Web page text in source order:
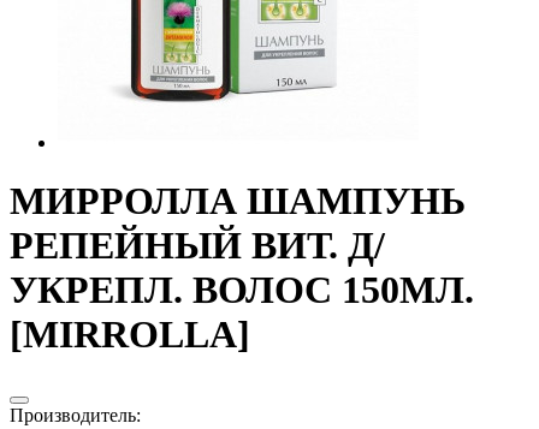
МИРРОЛЛА ШАМПУНЬ
РЕПЕЙНЫЙ ВИТ. Д/
УКРЕПЛ. ВОЛОС 150МЛ.
[MIRROLLA]
Производитель: